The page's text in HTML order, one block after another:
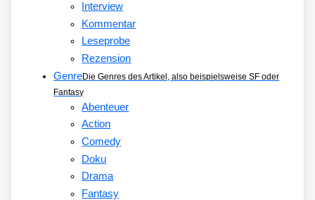
Interview
Kommentar
Leseprobe
Rezension
GenreDie Genres des Artikel, also beispielsweise SF oder
Fantasy
Abenteuer
Action
Comedy
Doku
Drama
Fantasy